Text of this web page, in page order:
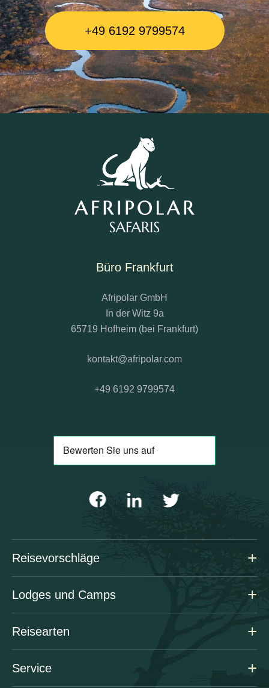
+49 6192 9799574
Büro Frankfurt
Afripolar GmbH
In der Witz 9a
65719 Hofheim (bei Frankfurt)
kontakt@afripolar.com
+49 6192 9799574
Reisevorschläge
Lodges und Camps
Reisearten
Service